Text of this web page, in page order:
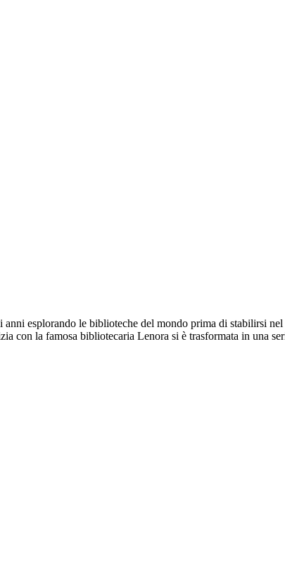
esplorando le biblioteche del mondo prima di stabilirsi
con la famosa bibliotecaria Lenora si è trasformata in una